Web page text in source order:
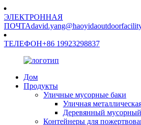
ЭЛЕКТРОННАЯ
ПОЧТА
ТЕЛЕФОН+86 19923298837
Дом
Продукты
Уличные мусорные баки
Уличная
Деревянный
Контейнеры для